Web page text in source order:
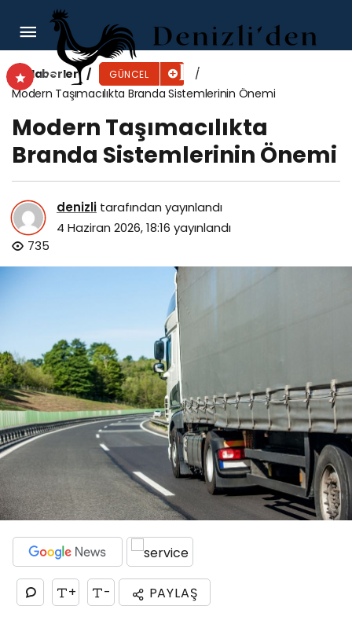
Haberler GÜNCEL
Modern Taşımacılıkta Branda Sistemlerinin Önemi
Modern Taşımacılıkta
Branda Sistemlerinin Önemi
denizli tarafından yayınlandı
4 Haziran 2026, 18:16 yayınlandı
735
+ - PAYLAŞ
Zararlılarla Mücadelede Doğru İlaçlama